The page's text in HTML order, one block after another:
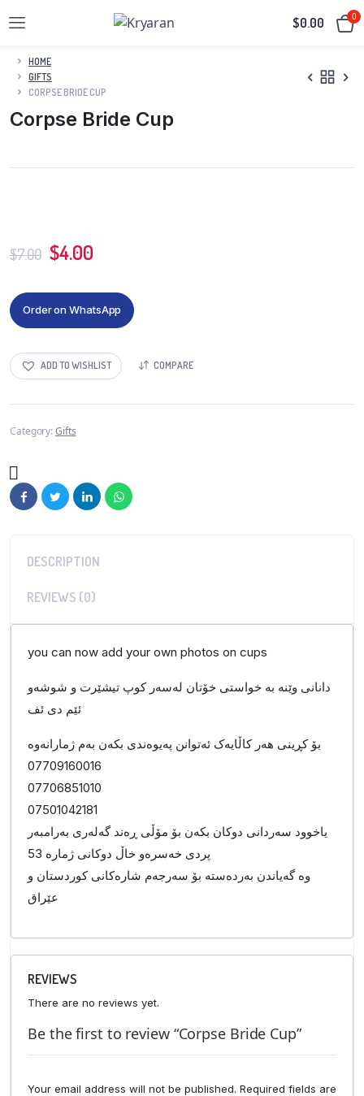
$0.00 0
HOME
GIFTS
CORPSE BRIDE CUP
Corpse Bride Cup
$7.00 $4.00
Order on WhatsApp
ADD TO WISHLIST COMPARE
Category:Gifts
DESCRIPTION
REVIEWS (0)
you can now add your own photos on cups
دانانی وێنە بە خواستی خۆتان لەسەر کوپ تیشێرت و شوشەو
ئێم دی ئف
بۆ کڕینی هەر کاڵایەک ئەتوانن پەیوەندی بکەن بەم ژمارانەوە
07709160016
07706851010
07501042181
یاخوود سەردانی دوکان بکەن بۆ مۆڵی ڕەند گەلەری بەرامبەر
پردی خەسرەو خاڵ دوکانی ژمارە 53
وە گەیاندن بەردەستە بۆ سەرجەم شارەکانی کوردستان و
عێراق
REVIEWS
There are no reviews yet.
Be the first to review “Corpse Bride Cup”
Your email address will not be published. Required fields are